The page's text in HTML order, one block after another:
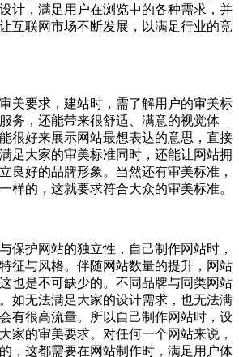
计，满足用户在浏览中的各种需求，并
互联网市场不断发展，以满足行业的竞
美要求，建站时，需了解用户的审美标
务，还能带来很舒适、满意的视觉体
很好来展示网站最想表达的意思，直接
足大家的审美标准同时，还能让网站拥
良好的品牌形象。当然还有审美标准，
样的，这就要求符合大众的审美标准。
保护网站的独立性，自己制作网站时，
征与风格。伴随网站数量的提升，网站
也是不可缺少的。不同品牌与同类网站
如无法满足大家的设计需求，也无法满
有很高流量。所以自己制作网站时，设
家的审美要求。对任何一个网站来说，
，这都需要在网站制作时，满足用户体